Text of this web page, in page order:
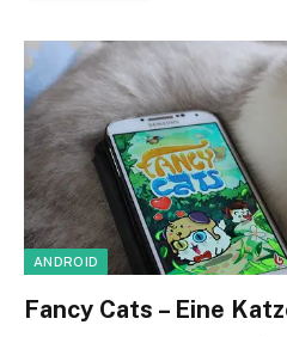
ANDROID
Fancy Cats – Eine